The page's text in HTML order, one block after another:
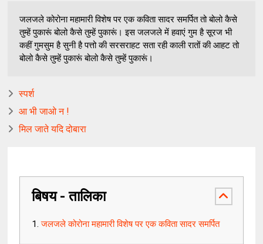
जलजले कोरोना महामारी विशेष पर एक कविता सादर समर्पित तो बोलो कैसे
तुम्हें पुकारूं बोलो कैसे तुम्हें पुकारूं। इस जलजले में हवाएं गुम है सूरज भी
कहीं गुमसुम है सुनी है पत्तो की सरसराहट सता रही काली रातों की आहट तो
बोलो कैसे तुम्हें पुकारूं बोलो कैसे तुम्हें पुकारूं।
स्पर्श
आ भी जाओ न !
मिल जाते यदि दोबारा
बिषय - तालिका
जलजले कोरोना महामारी विशेष पर एक कविता सादर समर्पित